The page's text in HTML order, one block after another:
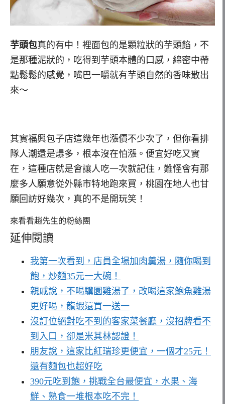
芋頭包真的有中！裡面包的是顆粒狀的芋頭餡，不
是那種泥狀的，吃得到芋頭本體的口感，綿密中帶
點鬆鬆的感覺，嘴巴一嚼就有芋頭自然的香味散出
來～
其實福興包子店這幾年也漲價不少次了，但你看排
隊人潮還是爆多，根本沒在怕漲。便宜好吃又實
在，這種店就是會讓人吃一次就記住，難怪會有那
麼多人願意從外縣市特地跑來買，桃園在地人也甘
願回訪好幾次，真的不是開玩笑！
來看看趙先生的粉絲團
延伸閱讀
我第一次看到，店員全場加肉羹湯，隨你喝到
飽，炒麵35元一大碗！
親戚說，不喝驥園雞湯了，改喝這家鮑魚雞湯
更好喝，龍蝦還買一送一
沒訂位絕對吃不到的客家菜餐廳，沒招牌看不
到入口，卻是米其林認證！
朋友說，這家比紅瑞珍更便宜，一個才25元！
還有麵包也超好吃
390元吃到飽，挑戰全台最便宜，水果、海
鮮、熟食一堆根本吃不完！